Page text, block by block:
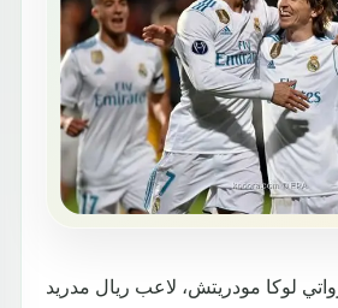
لوكا مودريتش، لاعب ريال مدريد